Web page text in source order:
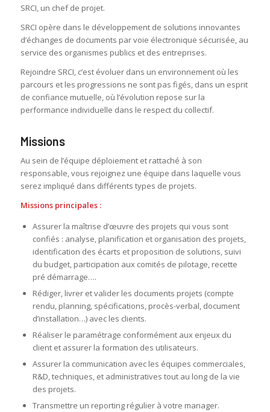
SRCI, un chef de projet.
SRCI opère dans le développement de solutions innovantes
d’échanges de documents par voie électronique sécurisée, au
service des organismes publics et des entreprises.
Rejoindre SRCI, c’est évoluer dans un environnement où les
parcours et les progressions ne sont pas figés, dans un esprit
de confiance mutuelle, où l’évolution repose sur la
performance individuelle dans le respect du collectif.
Missions
Au sein de l’équipe déploiement et rattaché à son
responsable, vous rejoignez une équipe dans laquelle vous
serez impliqué dans différents types de projets.
Missions principales :
Assurer la maîtrise d’œuvre des projets qui vous sont
confiés : analyse, planification et organisation des projets,
identification des écarts et proposition de solutions, suivi
du budget, participation aux comités de pilotage, recette
pré démarrage….
Rédiger, livrer et valider les documents projets (compte
rendu, planning, spécifications, procès-verbal, document
d’installation…) avec les clients.
Réaliser le paramétrage conformément aux enjeux du
client et assurer la formation des utilisateurs.
Assurer la communication avec les équipes commerciales,
R&D, techniques, et administratives tout au long de la vie
des projets.
Transmettre un reporting régulier à votre manager.